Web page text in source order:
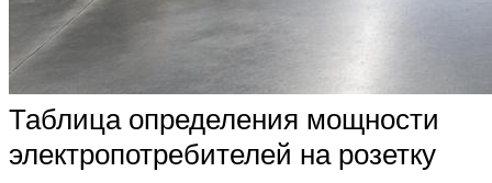
Таблица определения мощности
электропотребителей на розетку